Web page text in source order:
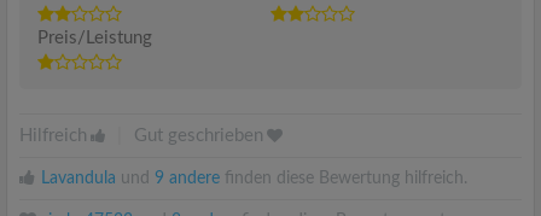
Preis/Leistung
Hilfreich Gut geschrieben
Lavandula und 9 andere finden diese Bewertung hilfreich.